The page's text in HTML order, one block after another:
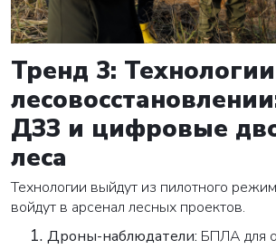
Тренд 3:
ДЗЗ и цифровые
леса
Технологии выйдут из пилотного
войдут в арсенал лесных проектов.
Дроны-наблюдатели: БПЛА для